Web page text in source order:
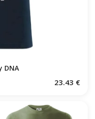
DNA
23.43 €